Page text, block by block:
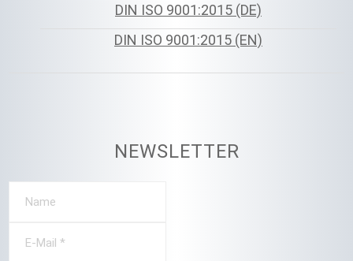
DIN ISO 9001:2015 (DE)
DIN ISO 9001:2015 (EN)
NEWSLETTER